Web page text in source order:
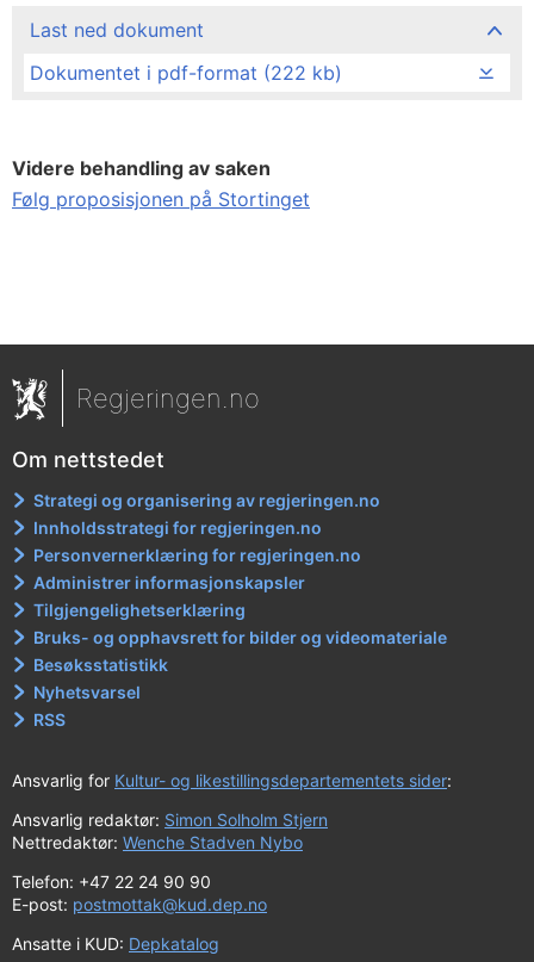
Last ned dokument
Dokumentet i pdf-format (222 kb)
Videre behandling av saken
Følg proposisjonen på Stortinget
Regjeringen.no
Om nettstedet
Strategi og organisering av regjeringen.no
Innholdsstrategi for regjeringen.no
Personvernerklæring for regjeringen.no
Administrer informasjonskapsler
Tilgjengelighetserklæring
Bruks- og opphavsrett for bilder og videomateriale
Besøksstatistikk
Nyhetsvarsel
RSS
Ansvarlig for Kultur- og likestillingsdepartementets sider:
Ansvarlig redaktør: Simon Solholm Stjern
Nettredaktør: Wenche Stadven Nybo
Telefon: +47 22 24 90 90
E-post: postmottak@kud.dep.no
Ansatte i KUD: Depkatalog